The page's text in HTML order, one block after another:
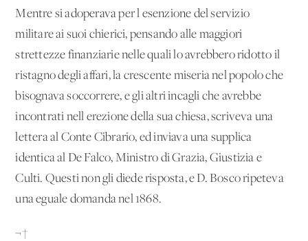
Mentre si adoperava per l'esenzione del servizio
militare ai suoi chierici, pensando alle maggiori
strettezze finanziarie nelle quali lo avrebbero ridotto il
ristagno degli affari, la crescente miseria nel popolo che
bisognava soccorrere, e gli altri incagli che avrebbe
incontrati nell'erezione della sua chiesa, scriveva una
lettera al Conte Cibrario, ed inviava una supplica
identica al De Falco, Ministro di Grazia, Giustizia e
Culti. Questi non gli diede risposta, e D. Bosco ripeteva
una eguale domanda nel 1868.
¬†